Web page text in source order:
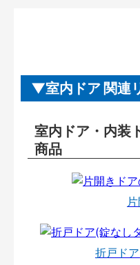
室内ドア 関連
室内ドア・内装
商品
折戸ド